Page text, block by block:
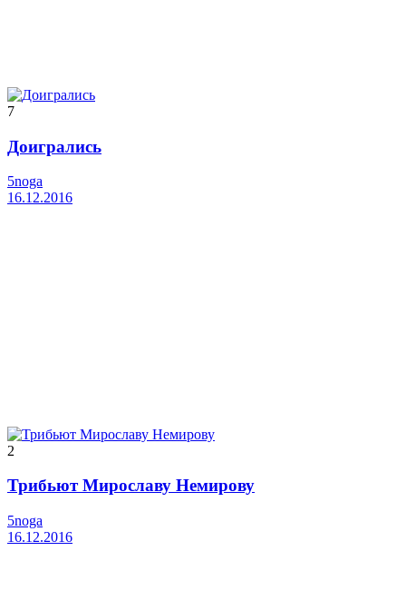
7
Доигрались
5noga
16.12.2016
2
Трибьют Мирославу Немирову
5noga
16.12.2016